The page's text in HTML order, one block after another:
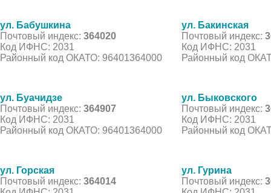
ул. Бабушкина
Почтовый индекс: 364020
Код ИФНС: 2031
Районный код ОКАТО: 96401364000
ул. Бакинская
Почтовый индекс:
Код ИФНС: 2031
Районный код
ул. Буачидзе
Почтовый индекс: 364907
Код ИФНС: 2031
Районный код ОКАТО: 96401364000
ул. Быковского
Почтовый индекс:
Код ИФНС: 2031
Районный код
ул. Горская
Почтовый индекс: 364014
ул. Гурина
Почтовый индекс: